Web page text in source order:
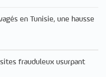
en Tunisie, une hausse
frauduleux usurpant